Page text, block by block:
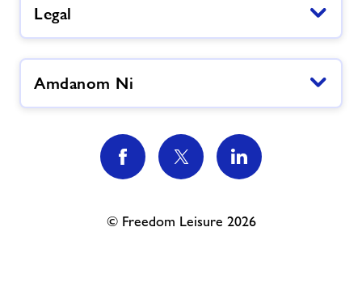
Legal
Amdanom Ni
© Freedom Leisure 2026